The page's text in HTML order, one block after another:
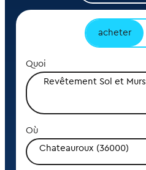
acheter
Quoi
Revêtement Sol et Murs
Où
Chateauroux (36000)